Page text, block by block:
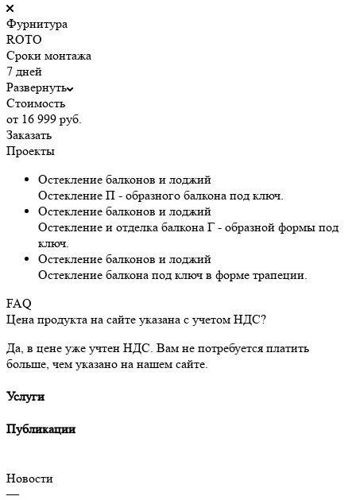
Фурнитура
ROTO
Сроки монтажа
7 дней
Развернуть
Стоимость
от 16 999 руб.
Заказать
Проекты
Остекление балконов и лоджий
Остекление П - образного балкона под ключ.
Остекление балконов и лоджий
Остекление и отделка балкона Г - образной формы под
ключ.
Остекление балконов и лоджий
Остекление балкона под ключ в форме трапеции.
FAQ
Цена продукта на сайте указана с учетом НДС?
Да, в цене уже учтен НДС. Вам не потребуется платить
больше, чем указано на нашем сайте.
Услуги
Публикации
Новости
—